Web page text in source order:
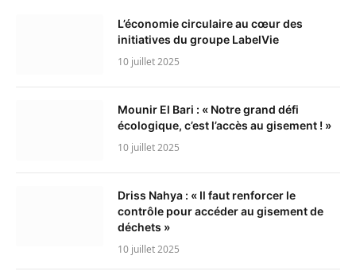
L’économie circulaire au cœur des
initiatives du groupe LabelVie
10 juillet 2025
Mounir El Bari : « Notre grand défi
écologique, c’est l’accès au gisement ! »
10 juillet 2025
Driss Nahya : « Il faut renforcer le
contrôle pour accéder au gisement de
déchets »
10 juillet 2025